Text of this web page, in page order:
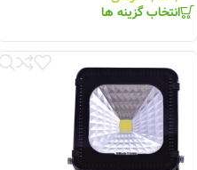
انتخاب گزینه ها